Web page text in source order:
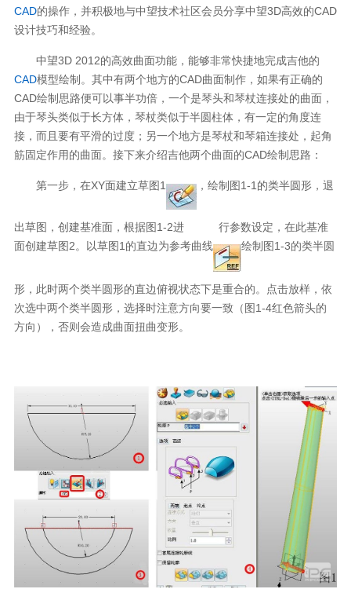
CAD的操作，并积极地与中望技术社区会员分享中望3D高效的CAD
设计技巧和经验。
中望3D 2012的高效曲面功能，能够非常快捷地完成吉他的
CAD模型绘制。其中有两个地方的CAD曲面制作，如果有正确的
CAD绘制思路便可以事半功倍，一个是琴头和琴杖连接处的曲面，
由于琴头类似于长方体，琴杖类似于半圆柱体，有一定的角度连
接，而且要有平滑的过度；另一个地方是琴杖和琴箱连接处，起角
筋固定作用的曲面。接下来介绍吉他两个曲面的CAD绘制思路：
第一步，在XY面建立草图1 ，绘制图1-1的类半圆形，退
出草图，创建基准面，根据图1-2进
行参数设定，在此基准
面创建草图2。以草图1的直边为参考曲线
绘制图1-3的类半圆
形，此时两个类半圆形的直边俯视状态下是重合的。点击放样，依
次选中两个类半圆形，选择时注意方向要一致（图1-4红色箭头的
方向），否则会造成曲面扭曲变形。